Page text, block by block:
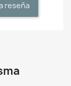
reseña